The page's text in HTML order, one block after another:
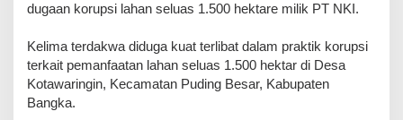
dugaan korupsi lahan seluas 1.500 hektare milik PT NKI.
Kelima terdakwa diduga kuat terlibat dalam praktik korupsi
terkait pemanfaatan lahan seluas 1.500 hektar di Desa
Kotawaringin, Kecamatan Puding Besar, Kabupaten
Bangka.